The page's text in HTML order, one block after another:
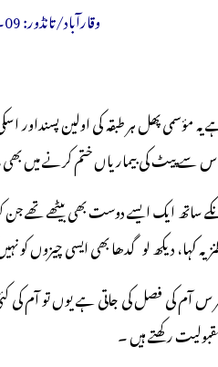
وقارآباد/تانڈور: 09۔مئی (سحرنیوزڈاٹ کام/خصوصی رپورٹ)
ہے یہ مؤسمی پھل ہر طبقہ کی اولین
سے پیٹ کی بیماریاں ختم کرنے میں
انکے ساتھ ایک ایسے دوست بھی
دیکھ لو گدھا بھی ایسی چیزوں
میں ہندوستان اول نمبر پر ہے جہاں 1,600,000 ؍
رکھتے ہیں ۔